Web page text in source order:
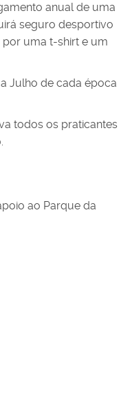
anual de uma
seguro desportivo
uma t-shirt e um
Julho de cada época
todos os praticantes
ao Parque da